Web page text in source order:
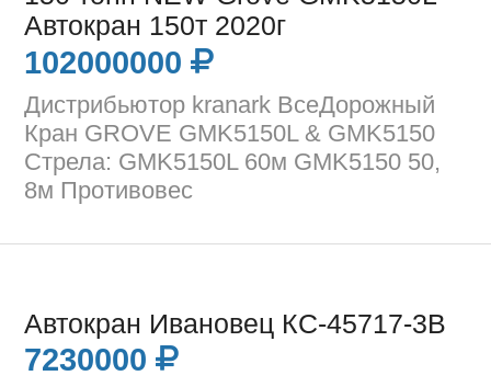
Автокран 150т 2020г
102000000
Дистрибьютор kranark ВсеДорожный
Кран GROVE GMK5150L & GMK5150
Стрела: GMK5150L 60м GMK5150 50,
8м Противовес
Автокран Ивановец КС-45717-3В
7230000